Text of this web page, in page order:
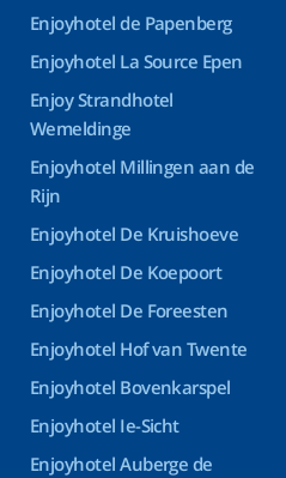
Enjoyhotel de Papenberg
Enjoyhotel La Source Epen
Enjoy Strandhotel
Wemeldinge
Enjoyhotel Millingen aan de
Rijn
Enjoyhotel De Kruishoeve
Enjoyhotel De Koepoort
Enjoyhotel De Foreesten
Enjoyhotel Hof van Twente
Enjoyhotel Bovenkarspel
Enjoyhotel Ie-Sicht
Enjoyhotel Auberge de